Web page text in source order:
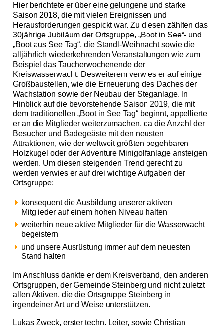
Hier berichtete er über eine gelungene und starke
Saison 2018, die mit vielen Ereignissen und
Herausforderungen gespickt war. Zu diesen zählten das
30jährige Jubiläum der Ortsgruppe, „Boot in See“- und
„Boot aus See Tag“, die Standl-Weihnacht sowie die
alljährlich wiederkehrenden Veranstaltungen wie zum
Beispiel das Taucherwochenende der
Kreiswasserwacht. Desweiterem verwies er auf einige
Großbaustellen, wie die Erneuerung des Daches der
Wachstation sowie der Neubau der Steganlage. In
Hinblick auf die bevorstehende Saison 2019, die mit
dem traditionellen „Boot in See Tag“ beginnt, appellierte
er an die Mitglieder weiterzumachen, da die Anzahl der
Besucher und Badegeäste mit den neusten
Attraktionen, wie der weltweit größten begehbaren
Holzkugel oder der Adventure Minigolfanlage ansteigen
werden. Um diesen steigenden Trend gerecht zu
werden verwies er auf drei wichtige Aufgaben der
Ortsgruppe:
konsequent die Ausbildung unserer aktiven
Mitglieder auf einem hohen Niveau halten
weiterhin neue aktive Mitglieder für die Wasserwacht
begeistern
und unsere Ausrüstung immer auf dem neuesten
Stand halten
Im Anschluss dankte er dem Kreisverband, den anderen
Ortsgruppen, der Gemeinde Steinberg und nicht zuletzt
allen Aktiven, die die Ortsgruppe Steinberg in
irgendeiner Art und Weise unterstützen.
Lukas Zweck, erster techn. Leiter, sowie Christian